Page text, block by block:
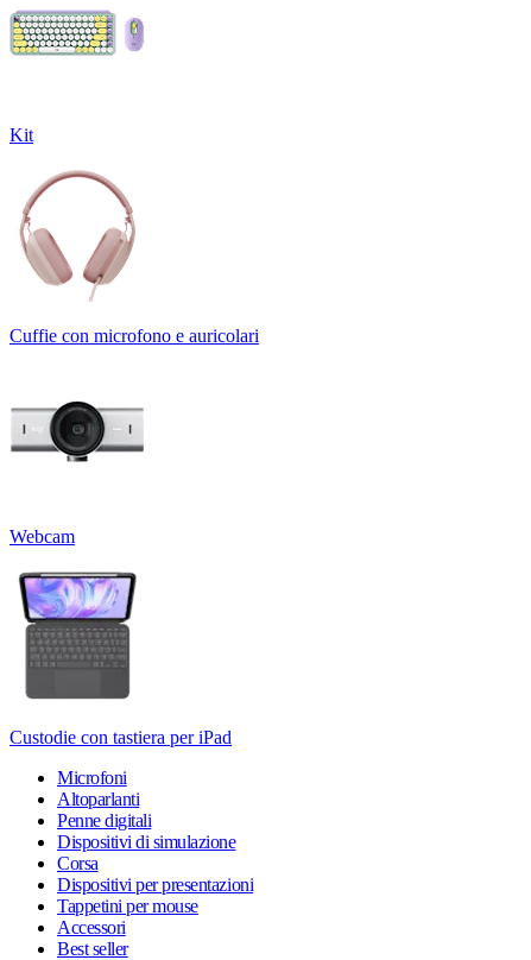
Kit
Cuffie con microfono e auricolari
Webcam
Custodie con tastiera per iPad
Microfoni
Altoparlanti
Penne digitali
Dispositivi di simulazione
Corsa
Dispositivi per presentazioni
Tappetini per mouse
Accessori
Best seller